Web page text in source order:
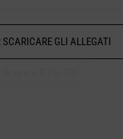
SCARICARE GLI ALLEGATI